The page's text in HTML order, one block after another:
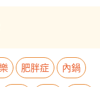
肥胖症
內鍋